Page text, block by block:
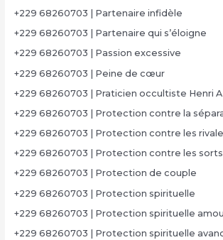
+229 68260703 | Partenaire infidèle
+229 68260703 | Partenaire qui s’éloigne
+229 68260703 | Passion excessive
+229 68260703 | Peine de cœur
+229 68260703 | Praticien occultiste Henri
+229 68260703 | Protection contre la
+229 68260703 | Protection contre les
+229 68260703 | Protection contre les sorts
+229 68260703 | Protection de couple
+229 68260703 | Protection spirituelle
+229 68260703 | Protection spirituelle
+229 68260703 | Protection spirituelle